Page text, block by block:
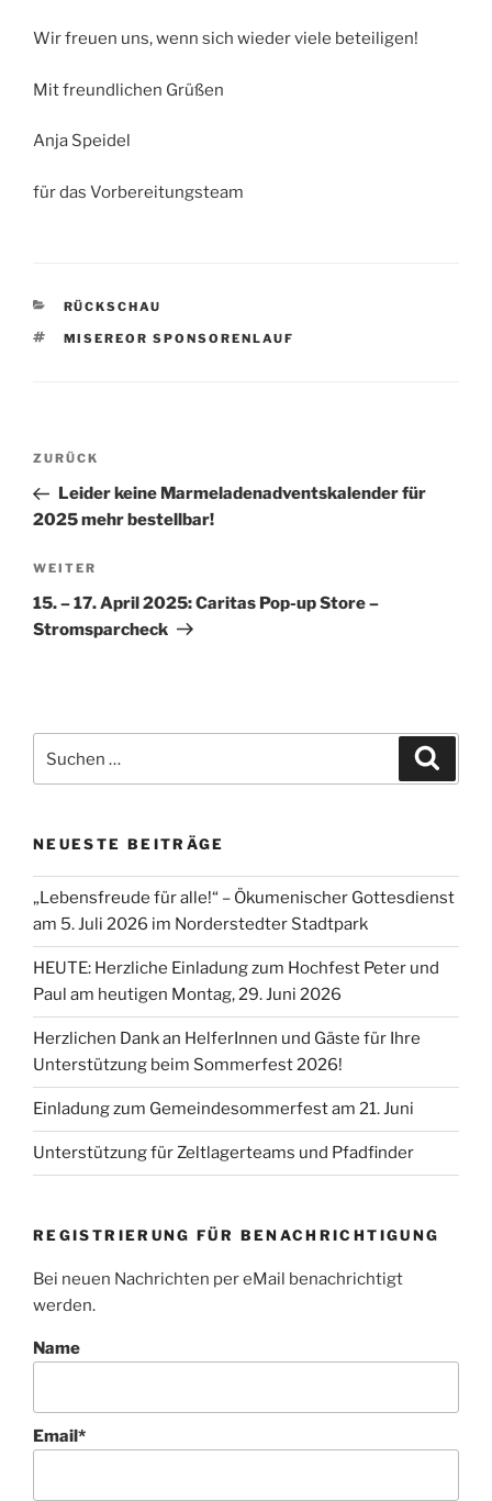
Wir freuen uns, wenn sich wieder viele beteiligen!
Mit freundlichen Grüßen
Anja Speidel
für das Vorbereitungsteam
KATEGORIEN
RÜCKSCHAU
SCHLAGWÖRTER
MISEREOR SPONSORENLAUF
Beitragsnavigation
Vorheriger
Beitrag
ZURÜCK
Leider keine Marmeladenadventskalender für
2025 mehr bestellbar!
Nächster
Beitrag
WEITER
15. – 17. April 2025: Caritas Pop-up Store –
Stromsparcheck
nach:
NEUESTE BEITRÄGE
„Lebensfreude für alle!“ – Ökumenischer Gottesdienst
am 5. Juli 2026 im Norderstedter Stadtpark
HEUTE: Herzliche Einladung zum Hochfest Peter und
Paul am heutigen Montag, 29. Juni 2026
Herzlichen Dank an HelferInnen und Gäste für Ihre
Unterstützung beim Sommerfest 2026!
Einladung zum Gemeindesommerfest am 21. Juni
Unterstützung für Zeltlagerteams und Pfadfinder
REGISTRIERUNG FÜR BENACHRICHTIGUNG
Bei neuen Nachrichten per eMail benachrichtigt
werden.
Name
Email*